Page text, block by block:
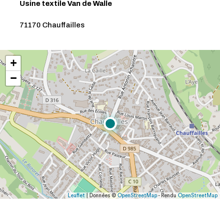
Usine textile Van de Walle
71170 Chauffailles
+
−
Leaflet | Données ©OpenStreetMap- Rendu OpenStreetMap